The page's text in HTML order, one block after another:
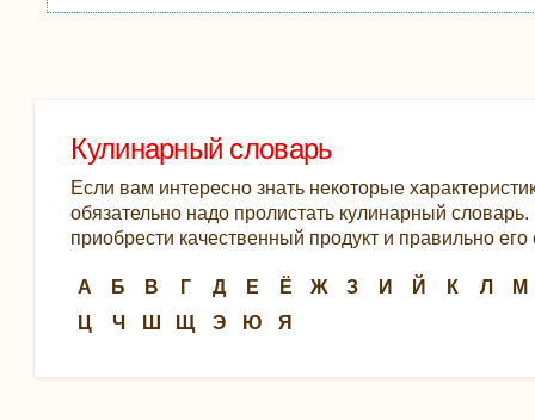
Кулинарный словарь
Если вам интересно знать некоторые
обязательно надо пролистать кулинарный
приобрести качественный продукт и правильно его
А Б В Г Д Е Ё Ж З И Й К Л
М
Ц
Ч Ш Щ Э Ю Я